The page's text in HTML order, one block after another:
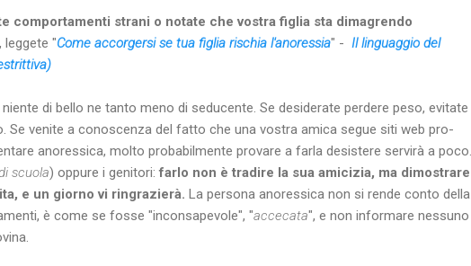
comportamenti strani o notate che vostra figlia sta dimagrendo
leggete "Come accorgersi se tua figlia rischia l'anoressia" - Il linguaggio del
di bello ne tanto meno di seducente. Se desiderate perdere peso, evitate
Se venite a conoscenza del fatto che una vostra amica segue siti web pro-
anoressica, molto probabilmente provare a farla desistere servirà a poco.
scuola) oppure i genitori:farlo non è tradire la sua amicizia, ma dimostrare
e un giorno vi ringrazierà. La persona anoressica non si rende conto della
è come se fosse "inconsapevole", "accecata", e non informare nessuno